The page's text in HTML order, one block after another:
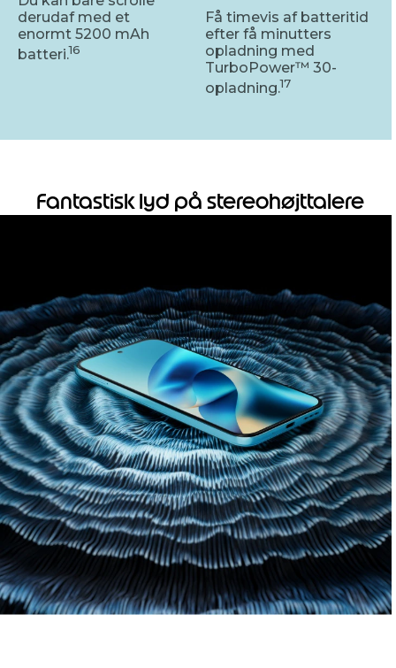
derudaf med et
enormt 5200 mAh
batteri.16
Få timevis af batteritid
efter få minutters
opladning med
TurboPower™ 30-
opladning.17
Fantastisk lyd på stereohøjttalere